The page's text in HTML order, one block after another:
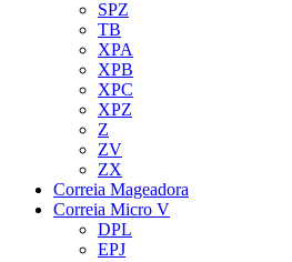
SPZ
TB
XPA
XPB
XPC
XPZ
Z
ZV
ZX
Correia Mageadora
Correia Micro V
DPL
EPJ